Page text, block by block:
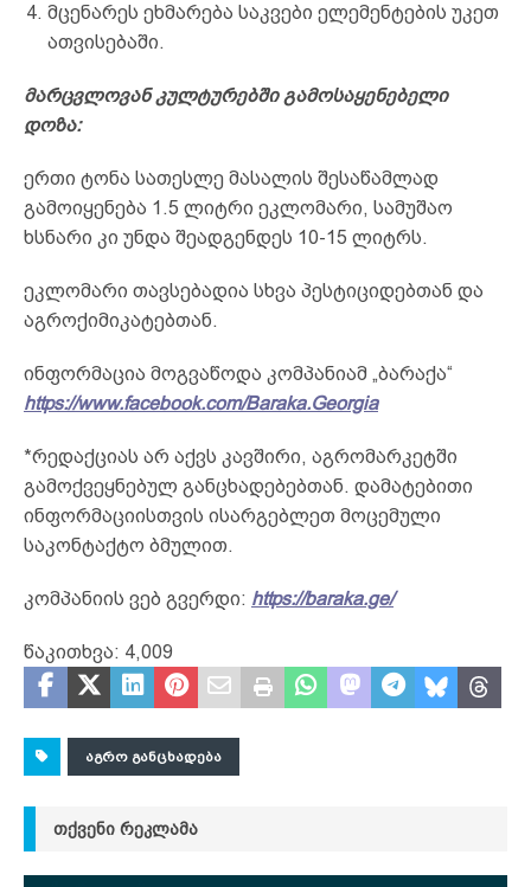
მცენარეს ეხმარება საკვები ელემენტების უკეთ
ათვისებაში.
მარცვლოვან კულტურებში გამოსაყენებელი
დოზა:
ერთი ტონა სათესლე მასალის შესაწამლად
გამოიყენება 1.5 ლიტრი ეკლომარი, სამუშაო
ხსნარი კი უნდა შეადგენდეს 10-15 ლიტრს.
ეკლომარი თავსებადია სხვა პესტიციდებთან და
აგროქიმიკატებთან.
ინფორმაცია მოგვაწოდა კომპანიამ „ბარაქა“
https://www.facebook.com/Baraka.Georgia
*რედაქციას არ აქვს კავშირი, აგრომარკეტში
გამოქვეყნებულ განცხადებებთან. დამატებითი
ინფორმაციისთვის ისარგებლეთ მოცემული
საკონტაქტო ბმულით.
კომპანიის ვებ გვერდი: https://baraka.ge/
წაკითხვა: 4,009
ᲐᲒᲠᲝ ᲒᲐᲜᲪᲮᲐᲓᲔᲑᲐ
ᲗᲥᲕᲔᲜᲘ ᲠᲔᲙᲚᲐᲛᲐ